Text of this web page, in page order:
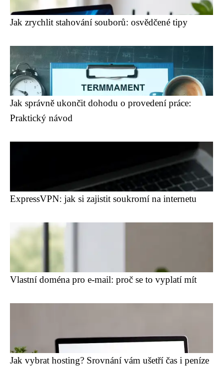
Jak zrychlit stahování souborů: osvědčené tipy
Jak správně ukončit dohodu o provedení práce:
Praktický návod
ExpressVPN: jak si zajistit soukromí na internetu
Vlastní doména pro e-mail: proč se to vyplatí mít
Jak vybrat hosting? Srovnání vám ušetří čas i peníze